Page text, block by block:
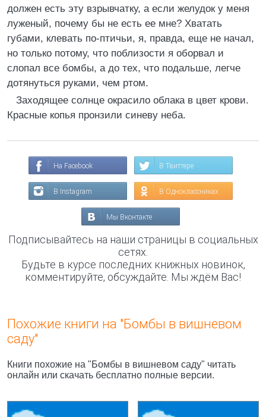
должен есть эту взрывчатку, а если желудок у меня
луженый, почему бы не есть ее мне? Хватать
губами, клевать по-птичьи, я, правда, еще не начал,
но только потому, что поблизости я оборвал и
слопал все бомбы, а до тех, что подальше, легче
дотянуться руками, чем ртом.
Заходящее солнце окрасило облака в цвет крови.
Красные копья пронзили синеву неба.
На Facebook В Твиттере
В Instagram В Одноклассниках
Мы Вконтакте
Подписывайтесь на наши страницы в социальных
сетях.
Будьте в курсе последних книжных новинок,
комментируйте, обсуждайте. Мы ждём Вас!
Похожие книги на "Бомбы в вишневом
саду"
Книги похожие на "Бомбы в вишневом саду" читать
онлайн или скачать бесплатно полные версии.